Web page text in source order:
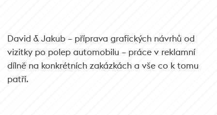
David & Jakub – příprava grafických návrhů od
vizitky po polep automobilu – práce v reklamní
dílně na konkrétních zakázkách a vše co k tomu
patří.